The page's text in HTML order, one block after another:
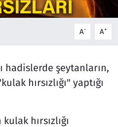
A- A+
hadislerde şeytanların,
hırsızlığı" yaptığı
hırsızlığı